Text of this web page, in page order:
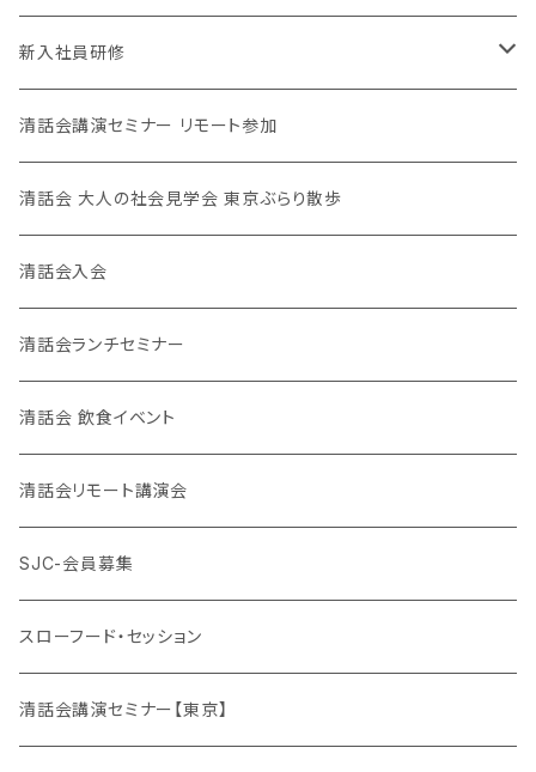
新入社員研修
対面、オンライン
清話会講演セミナー リモート参加
清話会 大人の社会見学会 東京ぶらり散歩
清話会入会
清話会ランチセミナー
清話会 飲食イベント
清話会リモート講演会
SJC-会員募集
スローフード・セッション
清話会講演セミナー【東京】